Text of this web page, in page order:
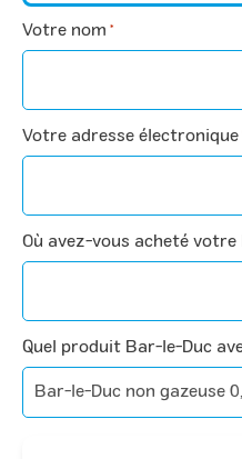
Votre nom *
Votre adresse électronique
Où avez-vous acheté
Quel produit Bar-le-Duc